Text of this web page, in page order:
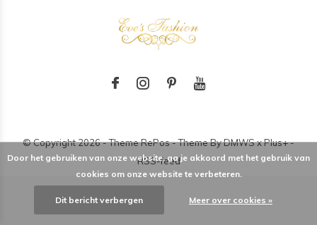
© Copyright2026- Theme RePos - Theme ByDMWSxPlus+-
RSS-feed
Door het gebruiken van onze website, ga je akkoord met het gebruik van
cookies om onze website te verbeteren.
Dit bericht verbergen Meer over cookies »